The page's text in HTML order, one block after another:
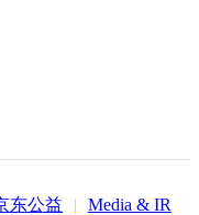
东公益 | Media & IR